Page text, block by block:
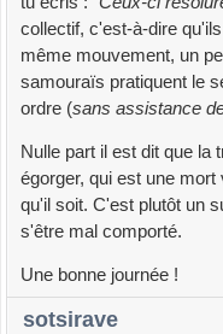
collectif, c'est-à-dire
même mouvement, un
samouraïs pratiquent le
ordre (sans assistance
Nulle part il est dit que la
égorger, qui est une mort
qu'il soit. C'est plutôt un
s'être mal comporté.
Une bonne journée !
sotsirave